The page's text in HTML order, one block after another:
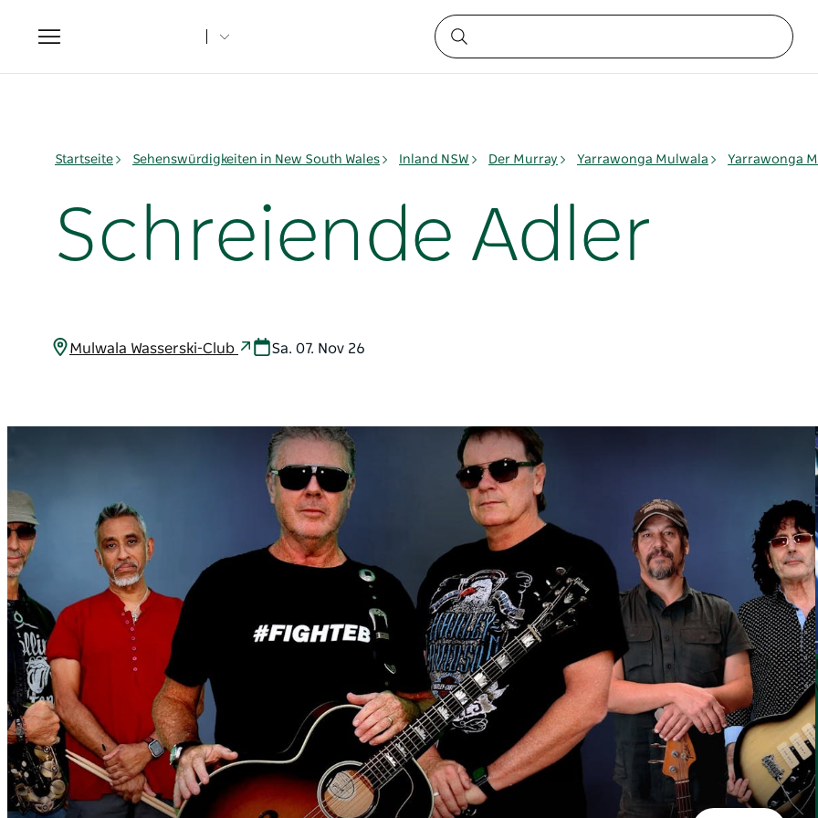
Toggle
navigation
Startseite Sehenswürdigkeiten in New South Wales Inland NSW Der Murray Yarrawonga Mulwala Yarrawonga
Schreiende Adler
Mulwala Wasserski-Club Sa. 07. Nov 26